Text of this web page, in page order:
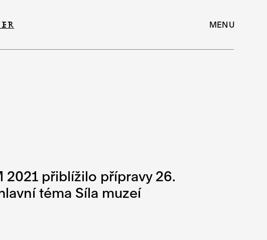
MENU
2021 přiblížilo přípravy 26.
téma Síla muzeí